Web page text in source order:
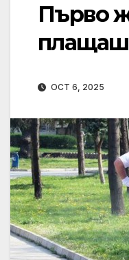
Първо
плащаш
OCT 6, 2025